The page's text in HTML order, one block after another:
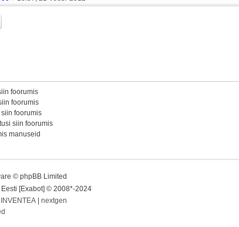
foorumis
foorumis
foorumis
siin foorumis
manuseid
© phpBB Limited
[Exabot] © 2008*-2024
INVENTEA
nextgen